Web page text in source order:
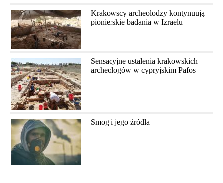
Krakowscy archeolodzy kontynuują
pionierskie badania w Izraelu
Sensacyjne ustalenia krakowskich
archeologów w cypryjskim Pafos
Smog i jego źródła